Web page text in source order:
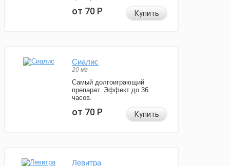
от 70Р Купить
Сиалис
20 мг
Самый долгоиграющий
препарат. Эффект до 36
часов.
от 70Р Купить
Левитра